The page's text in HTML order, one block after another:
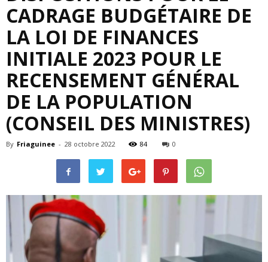
CADRAGE BUDGÉTAIRE DE
LA LOI DE FINANCES
INITIALE 2023 POUR LE
RECENSEMENT GÉNÉRAL
DE LA POPULATION
(CONSEIL DES MINISTRES)
By Friaguinee - 28 octobre 2022 84 0